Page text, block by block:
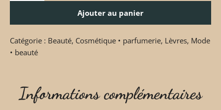
Ajouter au panier
Catégorie : Beauté, Cosmétique • parfumerie, Lèvres, Mode
• beauté
Informations complémentaires